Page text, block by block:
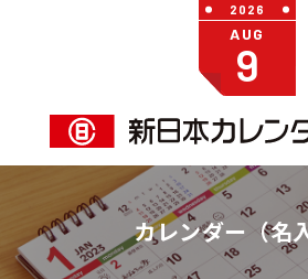
2026
AUG
9
カレンダー（名